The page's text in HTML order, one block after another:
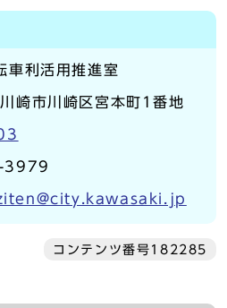
車利活用推進室
市川崎区宮本町1番地
3979
コンテンツ番号182285